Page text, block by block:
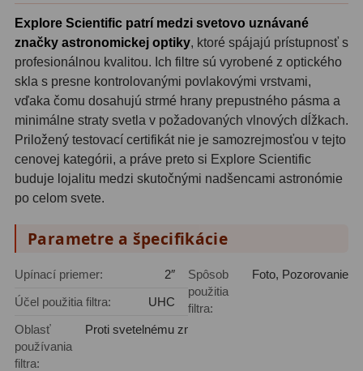
Planetárne kamery19
Deep-Sky kamery28
Guiding kamery 14
T-krúžky16
Adaptéry projekční11
Filtry L-RGB
Filtry Block
Explore Scientific patrí medzi svetovo uznávané
značky astronomickej optiky, ktoré spájajú prístupnosť s
profesionálnou kvalitou. Ich filtre sú vyrobené z optického
skla s presne kontrolovanými povlakovými vrstvami,
vďaka čomu dosahujú strmé hrany prepustného pásma a
minimálne straty svetla v požadovaných vlnových dĺžkach.
Priložený testovací certifikát nie je samozrejmosťou v tejto
cenovej kategórii, a práve preto si Explore Scientific
buduje lojalitu medzi skutočnými nadšencami astronómie
po celom svete.
Parametre a špecifikácie
Upínací priemer:
2″
Účel použitia filtra:
UHC
Oblasť
používania
filtra:
Proti svetelnému znečisteniu, Vodíkové hmloviny,
Spôsob
použitia
filtra:
Foto, Pozorovanie